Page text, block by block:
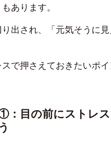
あります。
出され、「元気そうに
で押さえておきたいポイ
：目の前にストレ